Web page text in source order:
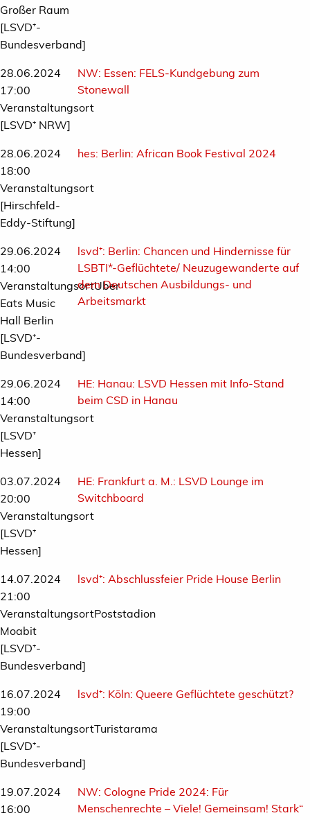
Großer Raum
[LSVD⁺-
Bundesverband]
28.06.2024
17:00
Veranstaltungsort
[LSVD⁺ NRW]
NW: Essen: FELS-Kundgebung zum
Stonewall
28.06.2024
18:00
Veranstaltungsort
[Hirschfeld-
Eddy-Stiftung]
hes: Berlin: African Book Festival 2024
29.06.2024
14:00
VeranstaltungsortUber
Eats Music
Hall Berlin
[LSVD⁺-
Bundesverband]
lsvd⁺: Berlin: Chancen und Hindernisse für
LSBTI*-Geflüchtete/ Neuzugewanderte auf
dem Deutschen Ausbildungs- und
Arbeitsmarkt
29.06.2024
14:00
Veranstaltungsort
[LSVD⁺
Hessen]
HE: Hanau: LSVD Hessen mit Info-Stand
beim CSD in Hanau
03.07.2024
20:00
Veranstaltungsort
[LSVD⁺
Hessen]
HE: Frankfurt a. M.: LSVD Lounge im
Switchboard
14.07.2024
21:00
VeranstaltungsortPoststadion
Moabit
[LSVD⁺-
Bundesverband]
lsvd⁺: Abschlussfeier Pride House Berlin
16.07.2024
19:00
VeranstaltungsortTuristarama
[LSVD⁺-
Bundesverband]
lsvd⁺: Köln: Queere Geflüchtete geschützt?
19.07.2024
16:00
NW: Cologne Pride 2024: Für
Menschenrechte – Viele! Gemeinsam! Stark“